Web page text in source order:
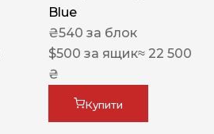
Blue
₴540 за блок
$500 за ящик≈ 22 500
₴
Купити